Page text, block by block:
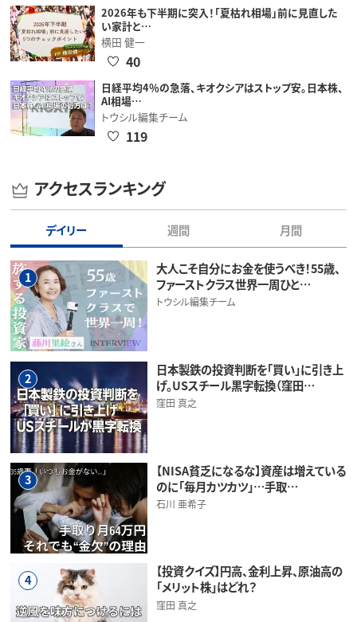
2026年も下半期に突入！「夏枯れ相場」前に見直した
い家計と…
横田 健一
40
日経平均4％の急落、キオクシアはストップ安。日本株、
AI相場…
トウシル編集チーム
119
アクセスランキング
デイリー 週間 月間
1
大人こそ自分にお金を使うべき！55歳、
ファーストクラス世界一周ひと…
トウシル編集チーム
2
日本製鉄の投資判断を「買い」に引き上
げ。USスチール黒字転換（窪田…
窪田 真之
3
【NISA貧乏になるな】資産は増えている
のに「毎月カツカツ」…手取…
石川 亜希子
4
【投資クイズ】円高、金利上昇、原油高の
「メリット株」はどれ？
窪田 真之